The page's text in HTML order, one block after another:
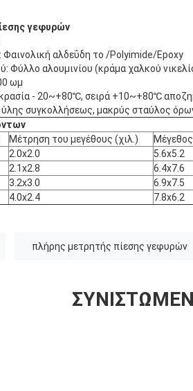
γεφυρών
αλδεΰδη το /Polyimide/Epoxy
Φύλλο αλουμινίου (κράμα χαλκού
ωμ
- 20~+80℃, σειρά +10~+80℃
ύλης συγκολλήσεως, μακρύς σταύλος
Μέτρηση του μεγέθους (χιλ.)
2.0x2.0
5.6x5.2
2.1x2.8
6.4x7.6
3.2x3.0
6.9x7.5
4.0x2.4 7.8x6.2
πλήρης μετρητής πίεσης γεφυρών